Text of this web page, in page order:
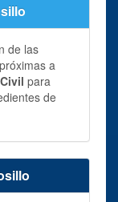
de las
a
para
de